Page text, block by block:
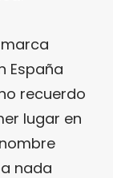
España
recuerdo
lugar en
nada